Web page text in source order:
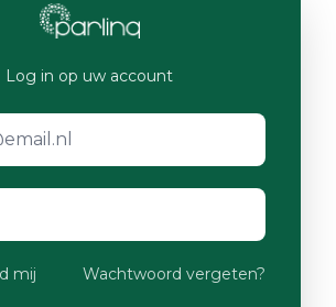
Log in op uw account
mij Wachtwoord vergeten?